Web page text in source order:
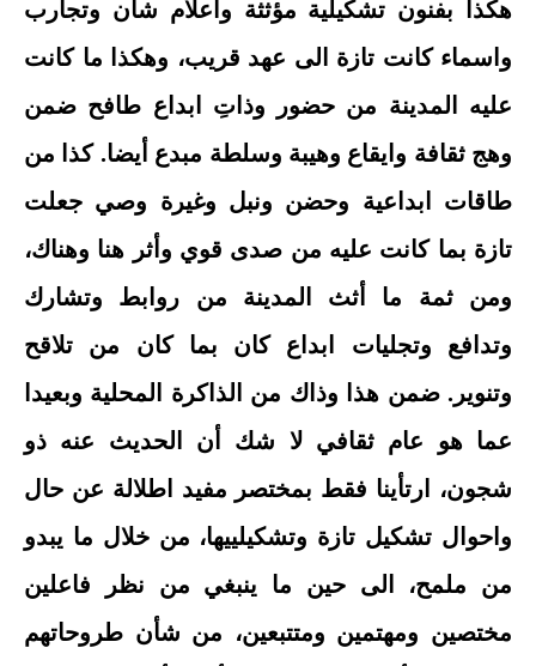
هكذا بفنون تشكيلية مؤثثة وأعلام شأن وتجارب
واسماء كانت تازة الى عهد قريب، وهكذا ما كانت
عليه المدينة من حضور وذاتِ ابداع طافح ضمن
وهج ثقافة وايقاع وهيبة وسلطة مبدع أيضا. كذا من
طاقات ابداعية وحضن ونبل وغيرة وصي جعلت
تازة بما كانت عليه من صدى قوي وأثر هنا وهناك،
ومن ثمة ما أثث المدينة من روابط وتشارك
وتدافع وتجليات ابداع كان بما كان من تلاقح
وتنوير. ضمن هذا وذاك من الذاكرة المحلية وبعيدا
عما هو عام ثقافي لا شك أن الحديث عنه ذو
شجون، ارتأينا فقط بمختصر مفيد اطلالة عن حال
واحوال تشكيل تازة وتشكيلييها، من خلال ما يبدو
من ملمح، الى حين ما ينبغي من نظر فاعلين
مختصين ومهتمين ومتتبعين، من شأن طروحاتهم